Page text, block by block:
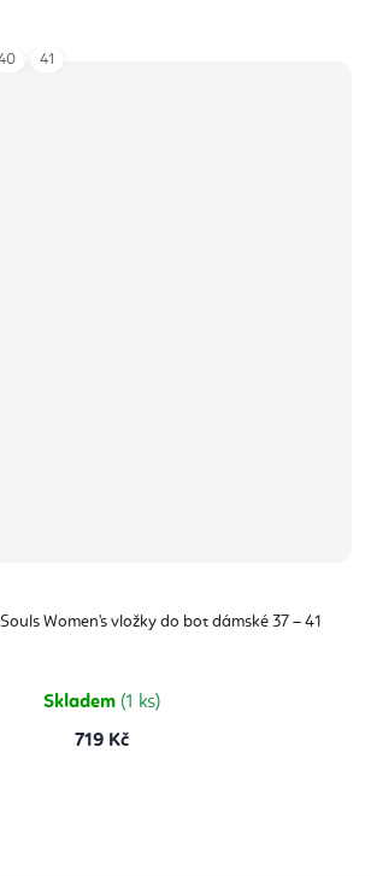
Women's vložky do bot dámské 37 – 41
Skladem (1 ks)
719 Kč
41